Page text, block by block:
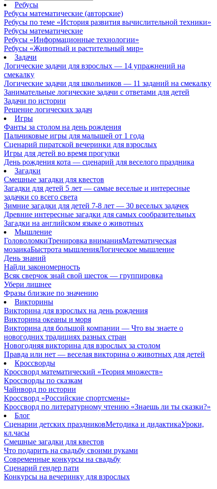
Ребусы
Ребусы математические (авторские)
Ребусы по теме «История развития вычислительной техники»
Ребусы математические
Ребусы «Информационные технологии»
Ребусы «Животный и растительный мир»
Задачи
Логические задачи для взрослых — 14 упражнений на
смекалку
Логические задачи для школьников — 11 заданий на смекалку
Занимательные логические задачи с ответами для детей
Задачи по истории
Решение логических задач
Игры
Фанты за столом на день рождения
Пальчиковые игры для малышей от 1 года
Сценарий пиратской вечеринки для взрослых
Игры для детей во время прогулки
День рождения кота — сценарий для веселого праздника
Загадки
Смешные загадки для квестов
Загадки для детей 5 лет — самые веселые и интересные
задачки со всего света
Зимние загадки для детей 7-8 лет — 30 веселых задачек
Древние интересные загадки для самых сообразительных
Загадки на английском языке о животных
Мышление
ГоловоломкиТренировка вниманияМатематическая
мозаикаБыстрота мышленияЛогическое мышление
День знаний
Найди закономерность
Всяк сверчок знай свой шесток — группировка
Убери лишнее
Фразы близкие по значению
Викторины
Викторина для взрослых на день рождения
Викторина океаны и моря
Викторина для большой компании — Что вы знаете о
новогодних традициях разных стран
Новогодняя викторина для взрослых за столом
Правда или нет — веселая викторина о животных для детей
Кроссворды
Кроссворд математический «Теория множеств»
Кроссворды по сказкам
Чайнворд по истории
Кроссворд «Российские спортсмены»
Кроссворд по литературному чтению «Знаешь ли ты сказки?»
Блог
Сценарии детских праздниковМетодика и дидактикаУроки,
кл.часы
Смешные загадки для квестов
Что подарить на свадьбу своими руками
Современные конкурсы на свадьбу
Сценарий гендер пати
Конкурсы на вечеринку для взрослых